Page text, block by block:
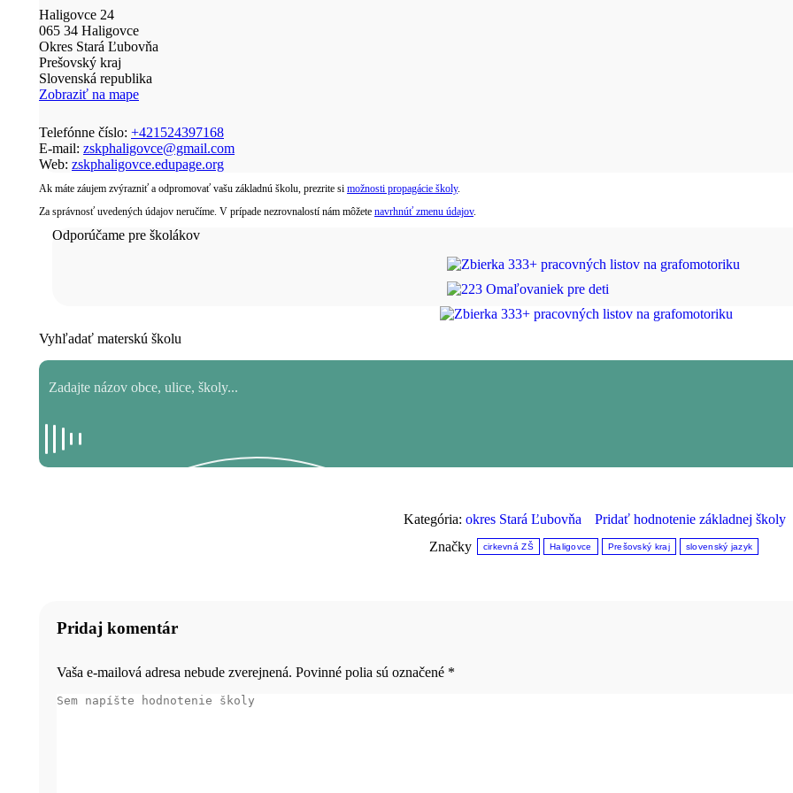
Haligovce 24
065 34 Haligovce
Okres Stará Ľubovňa
Prešovský kraj
Slovenská republika
Zobraziť na mape
Telefónne číslo: +421524397168
E-mail: zskphaligovce@gmail.com
Web: zskphaligovce.edupage.org
Ak máte záujem zvýrazniť a odpromovať vašu základnú školu, prezrite si možnosti propagácie školy.
Za správnosť uvedených údajov neručíme. V prípade nezrovnalostí nám môžete navrhnúť zmenu údajov.
Odporúčame pre školákov
Vyhľadať materskú školu
Kategória: okres Stará Ľubovňa
Pridať hodnotenie základnej školy
Značky
cirkevná ZŠ Haligovce Prešovský kraj slovenský jazyk
Pridaj komentár
Vaša e-mailová adresa nebude zverejnená. Povinné polia sú označené *
Sem napíšte hodnotenie školy